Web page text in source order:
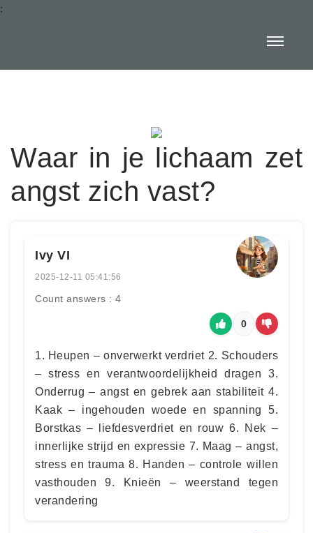
:
Waar in je lichaam zet
angst zich vast?
Ivy VI
2025-12-11 05:41:56
Count answers : 4
0
1. Heupen – onverwerkt verdriet 2. Schouders
– stress en verantwoordelijkheid dragen 3.
Onderrug – angst en gebrek aan stabiliteit 4.
Kaak – ingehouden woede en spanning 5.
Borstkas – liefdesverdriet en rouw 6. Nek –
innerlijke strijd en expressie 7. Maag – angst,
stress en trauma 8. Handen – controle willen
vasthouden 9. Knieën – weerstand tegen
verandering